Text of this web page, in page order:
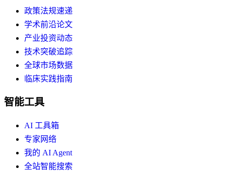
政策法规速递
学术前沿论文
产业投资动态
技术突破追踪
全球市场数据
临床实践指南
智能工具
AI 工具箱
专家网络
我的 AI Agent
全站智能搜索